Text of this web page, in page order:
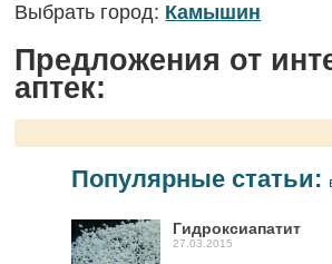
Выбрать город: Камышин
Предложения от
аптек:
Популярные статьи:
Гидроксиапатит
27.03.2015